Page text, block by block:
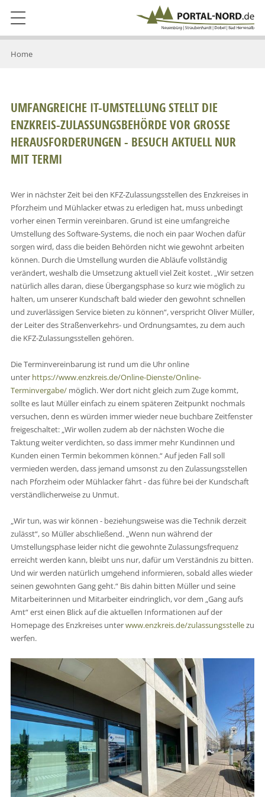
Home
UMFANGREICHE IT-UMSTELLUNG STELLT DIE
ENZKREIS-ZULASSUNGSBEHÖRDE VOR GROSSE
HERAUSFORDERUNGEN - BESUCH AKTUELL NUR
MIT TERMI
Wer in nächster Zeit bei den KFZ-Zulassungsstellen des Enzkreises in
Pforzheim und Mühlacker etwas zu erledigen hat, muss unbedingt
vorher einen Termin vereinbaren. Grund ist eine umfangreiche
Umstellung des Software-Systems, die noch ein paar Wochen dafür
sorgen wird, dass die beiden Behörden nicht wie gewohnt arbeiten
können. Durch die Umstellung wurden die Abläufe vollständig
verändert, weshalb die Umsetzung aktuell viel Zeit kostet. „Wir setzen
natürlich alles daran, diese Übergangsphase so kurz wie möglich zu
halten, um unserer Kundschaft bald wieder den gewohnt schnellen
und zuverlässigen Service bieten zu können“, verspricht Oliver Müller,
der Leiter des Straßenverkehrs- und Ordnungsamtes, zu dem auch
die KFZ-Zulassungsstellen gehören.
Die Terminvereinbarung ist rund um die Uhr online
unter https://www.enzkreis.de/Online-Dienste/Online-
Terminvergabe/möglich. Wer dort nicht gleich zum Zuge kommt,
sollte es laut Müller einfach zu einem späteren Zeitpunkt nochmals
versuchen, denn es würden immer wieder neue buchbare Zeitfenster
freigeschaltet: „Wir wollen zudem ab der nächsten Woche die
Taktung weiter verdichten, so dass immer mehr Kundinnen und
Kunden einen Termin bekommen können.“ Auf jeden Fall soll
vermieden werden, dass jemand umsonst zu den Zulassungsstellen
nach Pforzheim oder Mühlacker fährt - das führe bei der Kundschaft
verständlicherweise zu Unmut.
„Wir tun, was wir können - beziehungsweise was die Technik derzeit
zulässt“, so Müller abschließend. „Wenn nun während der
Umstellungsphase leider nicht die gewohnte Zulassungsfrequenz
erreicht werden kann, bleibt uns nur, dafür um Verständnis zu bitten.
Und wir werden natürlich umgehend informieren, sobald alles wieder
seinen gewohnten Gang geht.“ Bis dahin bitten Müller und seine
Mitarbeiterinnen und Mitarbeiter eindringlich, vor dem „Gang aufs
Amt“ erst einen Blick auf die aktuellen Informationen auf der
Homepage des Enzkreises unterwww.enzkreis.de/zulassungsstellezu
werfen.